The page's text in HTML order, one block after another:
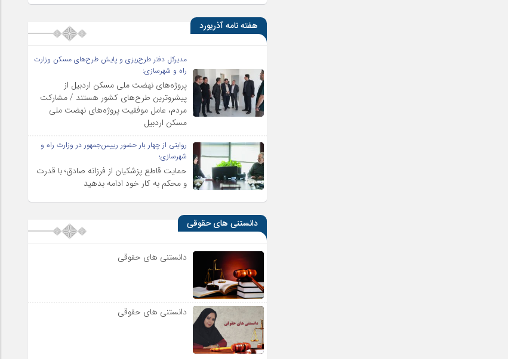
هفته نامه آذریورد
مدیرکل دفتر طرح‌ریزی و پایش طرح‌های مسکن وزارت
راه و شهرسازی:
پروژه‌های نهضت ملی مسکن اردبیل از
پیشروترین طرح‌های کشور هستند / مشارکت
مردم، عامل موفقیت پروژه‌های نهضت ملی
مسکن اردبیل
روایتی از چهار بار حضور رییس‌جمهور در وزارت راه و
شهرسازی؛
حمایت قاطع پزشکیان از فرزانه صادق؛ با قدرت
و محکم به کار خود ادامه بدهید
دانستنی های حقوقی
دانستنی های حقوقی
دانستنی های حقوقی